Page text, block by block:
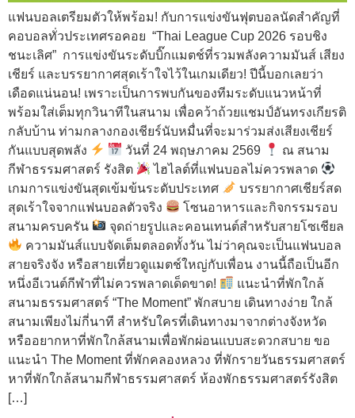
แฟนบอลเตรียมตัวให้พร้อม! กับการแข่งขันฟุตบอลนัดสำคัญที่
คอบอลทั่วประเทศรอคอย “Thai League Cup 2026 รอบชิง
ชนะเลิศ” การแข่งขันระดับบิ๊กแมตช์ที่รวมพลังความมันส์ เสียง
เชียร์ และบรรยากาศสุดเร้าใจไว้ในเกมเดียว! ปีนี้บอกเลยว่า
เดือดแน่นอน! เพราะเป็นการพบกันของทีมระดับแนวหน้าที่
พร้อมใส่เต็มทุกวินาทีในสนาม เพื่อคว้าถ้วยแชมป์อันทรงเกียรติ
กลับบ้าน ท่ามกลางกองเชียร์นับหมื่นที่จะมาร่วมส่งเสียงเชียร์
กันแบบสุดพลัง
วันที่ 24 พฤษภาคม 2569
ณ สนาม
กีฬาธรรมศาสตร์ รังสิต
ไฮไลต์ที่แฟนบอลไม่ควรพลาด
เกมการแข่งขันสุดเข้มข้นระดับประเทศ
บรรยากาศเชียร์สด
สุดเร้าใจจากแฟนบอลตัวจริง
โซนอาหารและกิจกรรมรอบ
สนามครบครัน
จุดถ่ายรูปและคอนเทนต์สำหรับสายโซเชียล
ความมันส์แบบจัดเต็มตลอดทั้งวัน ไม่ว่าคุณจะเป็นแฟนบอล
สายจริงจัง หรือสายเที่ยวดูแมตช์ใหญ่กับเพื่อน งานนี้ถือเป็นอีก
หนึ่งอีเวนต์กีฬาที่ไม่ควรพลาดเด็ดขาด!
แนะนำที่พักใกล้
สนามธรรมศาสตร์ “The Moment” พักสบาย เดินทางง่าย ใกล้
สนามเพียงไม่กี่นาที สำหรับใครที่เดินทางมาจากต่างจังหวัด
หรืออยากหาที่พักใกล้สนามเพื่อพักผ่อนแบบสะดวกสบาย ขอ
แนะนำ The Moment ที่พักคลองหลวง ที่พักรายวันธรรมศาสตร์
หาที่พักใกล้สนามกีฬาธรรมศาสตร์ ห้องพักธรรมศาสตร์รังสิต
[…]